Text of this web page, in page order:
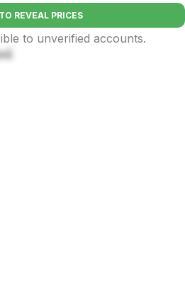
REVEAL PRICES
to unverified accounts.
น์